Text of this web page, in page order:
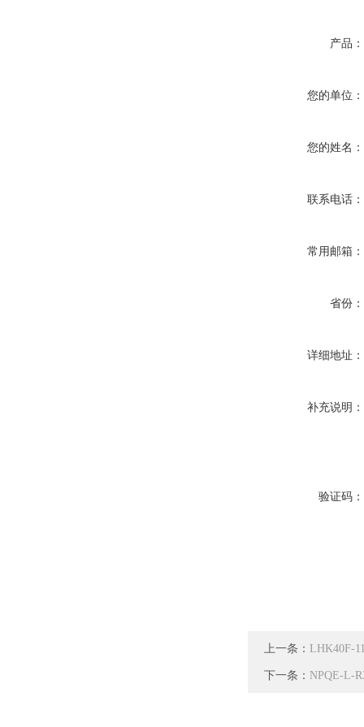
产品：
您的单位：
您的姓名：
联系电话：
常用邮箱：
省份：
详细地址：
补充说明：
验证码：
上一条： LHK40F-
下一条： NPQE-L-